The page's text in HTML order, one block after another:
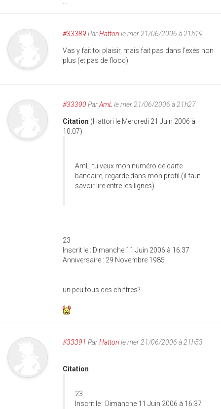
#33389 ParHattorile mer 21/06/2006 à 21h19
Vas y fait toi plaisir, mais fait pas dans l'exès non
plus (et pas de flood)
#33390 ParAmL le mer 21/06/2006 à 21h27
Citation (Hattori le Mercredi 21 Juin 2006 à
10:07)
AmL, tu veux mon numéro de carte
bancaire, regarde dans mon profil (il faut
savoir lire entre les lignes)
23
Inscrit le : Dimanche 11 Juin 2006 à 16:37
Anniversaire : 29 Novembre 1985
un peu tous ces chiffres?
#33391 ParHattorile mer 21/06/2006 à 21h53
Citation
23
Inscrit le : Dimanche 11 Juin 2006 à 16:37